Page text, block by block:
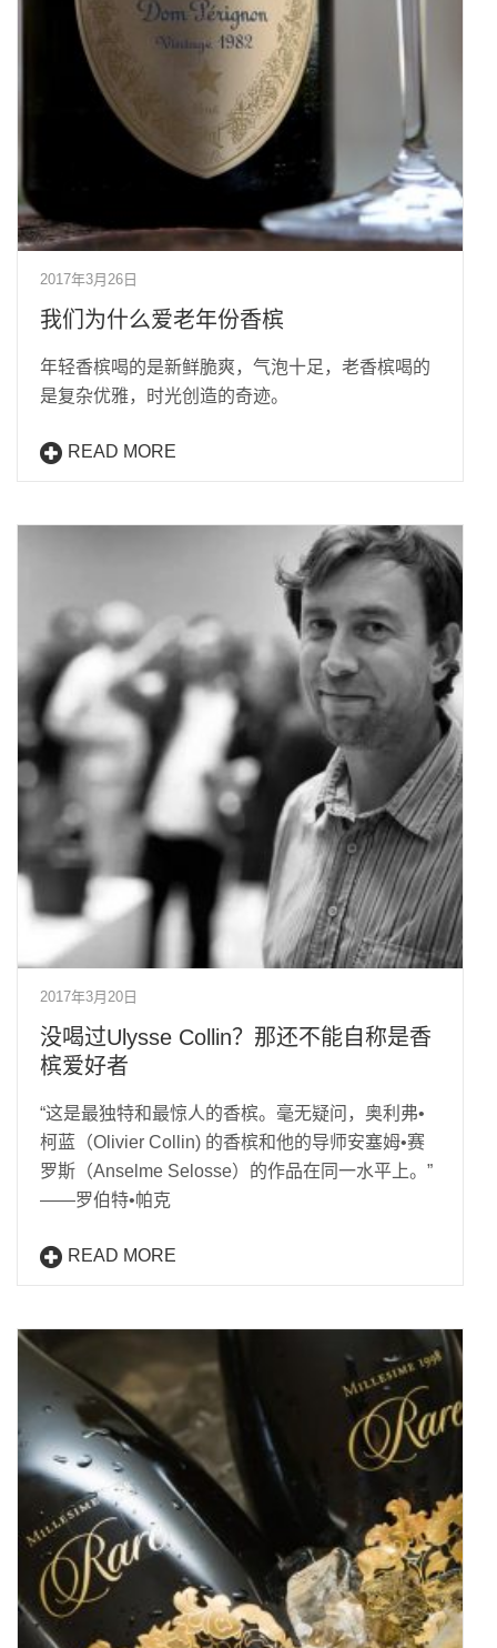
2017年3月26日
我们为什么爱老年份香槟
年轻香槟喝的是新鲜脆爽，气泡十足，老香槟喝的
是复杂优雅，时光创造的奇迹。
READ MORE
2017年3月20日
没喝过Ulysse Collin？那还不能自称是香
槟爱好者
“这是最独特和最惊人的香槟。毫无疑问，奥利弗•
柯蓝（Olivier Collin) 的香槟和他的导师安塞姆•赛
罗斯（Anselme Selosse）的作品在同一水平上。”
——罗伯特•帕克
READ MORE